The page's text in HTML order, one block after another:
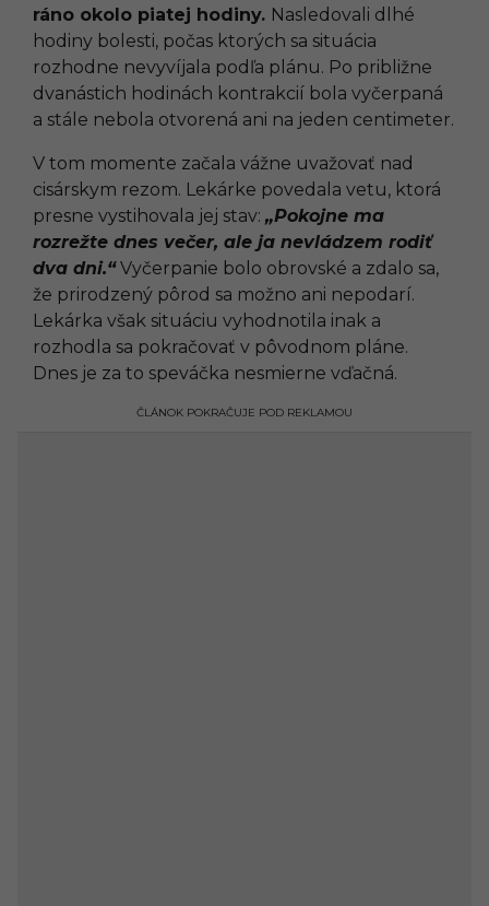
ráno okolo piatej hodiny. Nasledovali dlhé
hodiny bolesti, počas ktorých sa situácia
rozhodne nevyvíjala podľa plánu. Po približne
dvanástich hodinách kontrakcií bola vyčerpaná
a stále nebola otvorená ani na jeden centimeter.
V tom momente začala vážne uvažovať nad
cisárskym rezom. Lekárke povedala vetu, ktorá
presne vystihovala jej stav: „Pokojne ma
rozrežte dnes večer, ale ja nevládzem rodiť
dva dni.“Vyčerpanie bolo obrovské a zdalo sa,
že prirodzený pôrod sa možno ani nepodarí.
Lekárka však situáciu vyhodnotila inak a
rozhodla sa pokračovať v pôvodnom pláne.
Dnes je za to speváčka nesmierne vďačná.
ČLÁNOK POKRAČUJE POD REKLAMOU